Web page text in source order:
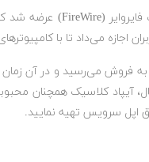
آیپاد کلاسیک تا سال 2014 به
آیپاد کلاسیک همچنان
سرویس تهیه نمایید.